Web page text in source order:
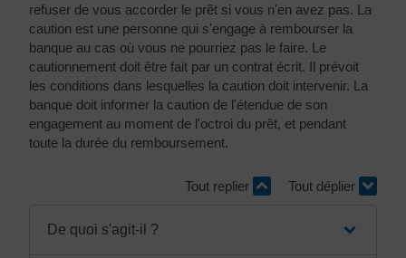
refuser de vous accorder le prêt si vous n'en avez pas. La
caution est une personne qui s'engage à rembourser la
banque au cas où vous ne pourriez pas le faire. Le
cautionnement doit être fait par un contrat écrit. Il prévoit
les conditions dans lesquelles la caution doit intervenir. La
banque doit informer la caution de l'étendue de son
engagement au moment de l'octroi du prêt, et pendant
toute la durée du remboursement.
Tout replier Tout déplier
De quoi s'agit-il ?